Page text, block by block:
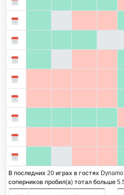
В последних 20 играх в гостях
соперников пробил(а) тотал больше